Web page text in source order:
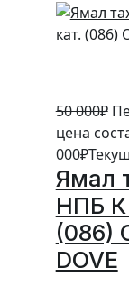
50 000₽
цена
000₽
Ямал
НПБ К
(086)
DOVE